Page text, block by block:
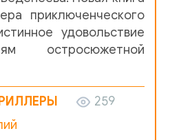
приключенческого
удовольствие
остросюжетной
259